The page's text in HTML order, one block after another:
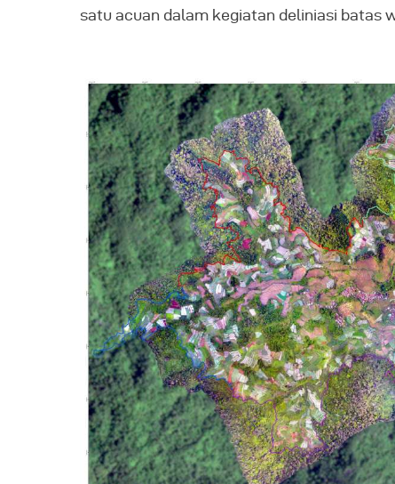
satu acuan dalam kegiatan deliniasi batas